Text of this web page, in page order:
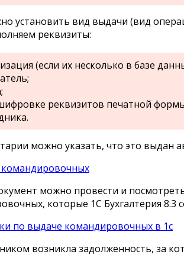
установить вид выдачи (вид
реквизиты:
(если их несколько в базе
реквизитов печатной
можно указать, что это выдан
можно провести и
которые 1С Бухгалтерия 8.3
возникла задолженность, за